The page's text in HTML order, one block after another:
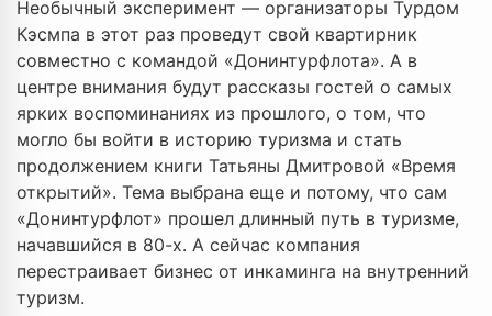
Необычный эксперимент — организаторы Турдом
Кэсмпа в этот раз проведут свой квартирник
совместно с командой «Донинтурфлота». А в
центре внимания будут рассказы гостей о самых
ярких воспоминаниях из прошлого, о том, что
могло бы войти в историю туризма и стать
продолжением книги Татьяны Дмитровой «Время
открытий». Тема выбрана еще и потому, что сам
«Донинтурфлот» прошел длинный путь в туризме,
начавшийся в 80-х. А сейчас компания
перестраивает бизнес от инкаминга на внутренний
туризм.